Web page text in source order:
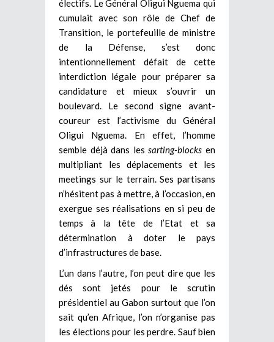
électifs. Le Général Oligui Nguema qui
cumulait avec son rôle de Chef de
Transition, le portefeuille de ministre
de la Défense, s’est donc
intentionnellement défait de cette
interdiction légale pour préparer sa
candidature et mieux s’ouvrir un
boulevard. Le second signe avant-
coureur est l’activisme du Général
Oligui Nguema. En effet, l’homme
semble déjà dans les sarting-blocks en
multipliant les déplacements et les
meetings sur le terrain. Ses partisans
n’hésitent pas à mettre, à l’occasion, en
exergue ses réalisations en si peu de
temps à la tête de l’Etat et sa
détermination à doter le pays
d’infrastructures de base.
L’un dans l’autre, l’on peut dire que les
dés sont jetés pour le scrutin
présidentiel au Gabon surtout que l’on
sait qu’en Afrique, l’on n’organise pas
les élections pour les perdre. Sauf bien